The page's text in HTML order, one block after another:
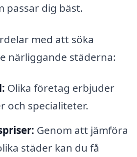
passar dig bäst.
med att söka
närliggande städerna:
Olika företag erbjuder
och specialiteter.
Genom att jämföra
städer kan du få